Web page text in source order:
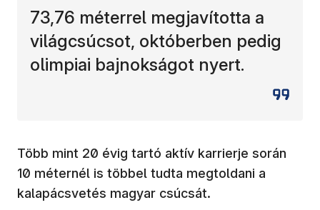
73,76 méterrel megjavította a
világcsúcsot, októberben pedig
olimpiai bajnokságot nyert.
Több mint 20 évig tartó aktív karrierje során
10 méternél is többel tudta megtoldani a
kalapácsvetés magyar csúcsát.